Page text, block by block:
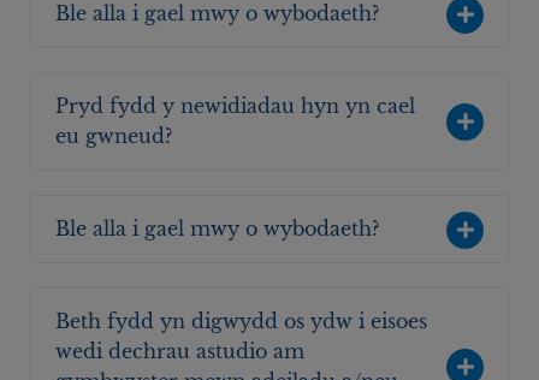
Ble alla i gael mwy o wybodaeth?
Pryd fydd y newidiadau hyn yn cael
eu gwneud?
Ble alla i gael mwy o wybodaeth?
Beth fydd yn digwydd os ydw i eisoes
wedi dechrau astudio am